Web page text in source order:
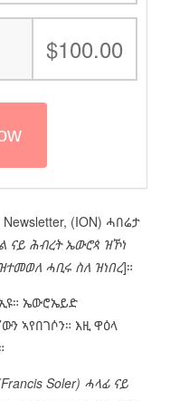
$100.00
Newsletter, (ION) ሓበሬታ
ናይ ሕብረት ኤውሮጳ ዝኾነ
ሓቢሩ ስለ ዝነበረ]።
ኤውሮኤይድ
ኣየበገሶን። እዚ ዋዕላ
Soler) ሓላፊ ናይ